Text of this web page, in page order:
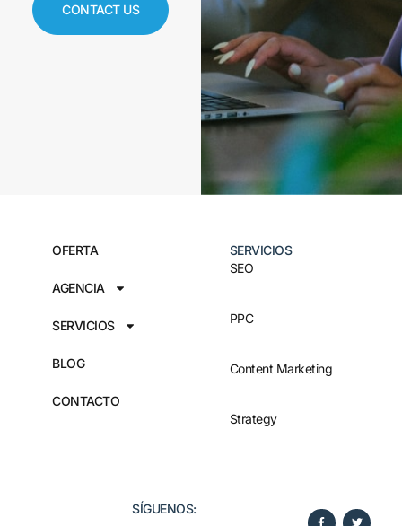
CONTACT US
OFERTA
AGENCIA
SERVICIOS
BLOG
CONTACTO
SERVICIOS
SEO
PPC
Content Marketing
Strategy
SÍGUENOS:​